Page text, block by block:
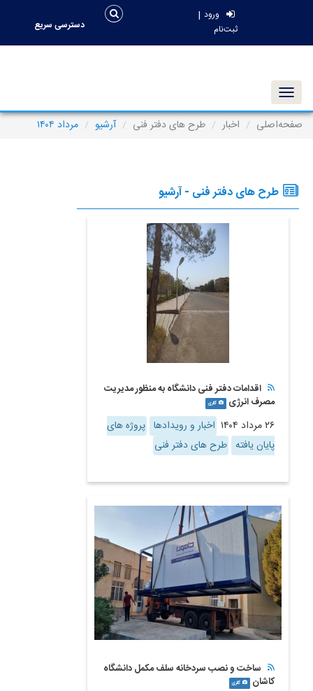
ورود |
ثبت‌نام دسترسی سریع
Toggle navigation
صفحه‌اصلی
اخبار طرح های دفتر فنی آرشیو مرداد ۱۴۰۴
طرح های دفتر فنی - آرشیو
اقدامات دفتر فنی دانشگاه به منظور مدیریت
مصرف انرژی
گالری
۲۶ مرداد ۱۴۰۴ اخبار و رویدادها پروژه های
پایان یافته طرح های دفتر فنی
ساخت و نصب سردخانه سلف مکمل دانشگاه
کاشان
گالری